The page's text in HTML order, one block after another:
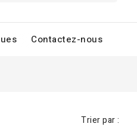
Contactez-nous
Trier par :